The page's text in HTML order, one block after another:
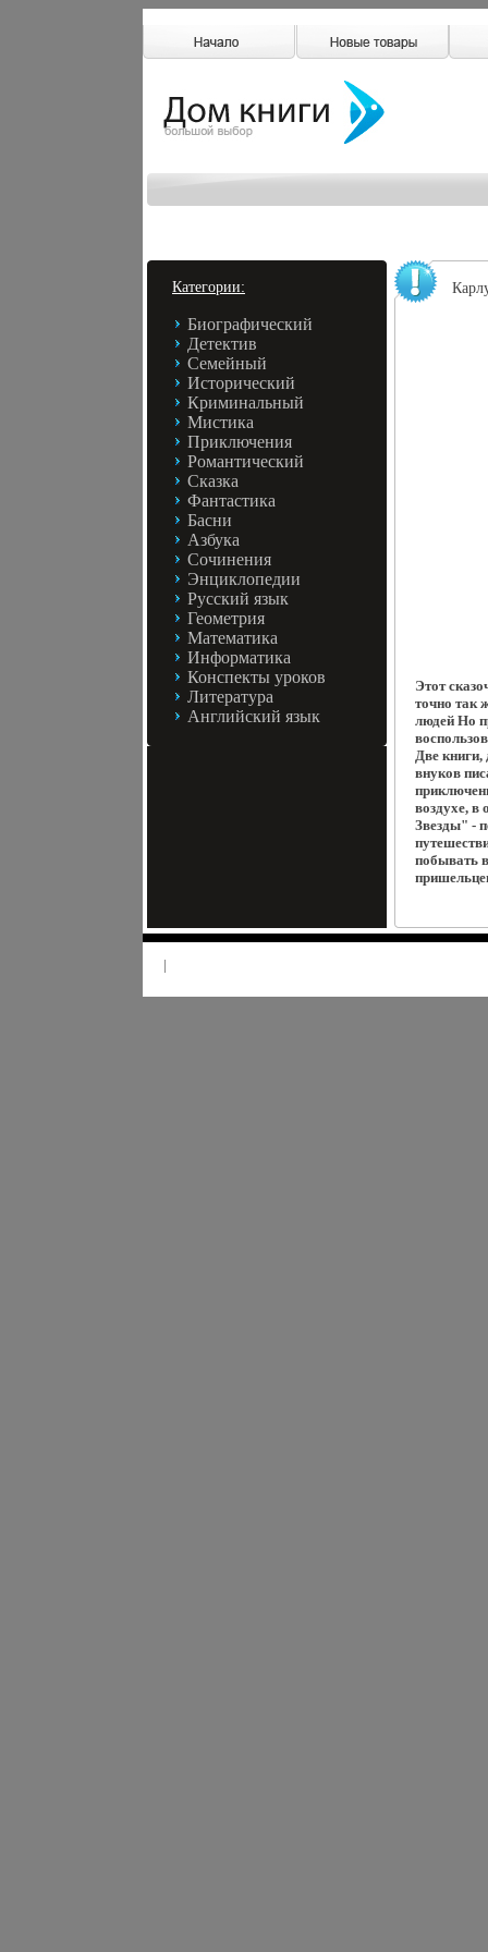
Категории:
Биографический
Детектив
Семейный
Исторический
Криминальный
Мистика
Приключения
Романтический
Сказка
Фантастика
Басни
Азбука
Сочинения
Энциклопедии
Русский язык
Геометрия
Математика
Информатика
Конспекты уроков
Литература
Английский язык
Этот
точно так
людей Но
Две книги,
внуков
воздухе, в
Звезды" -
побывать
|